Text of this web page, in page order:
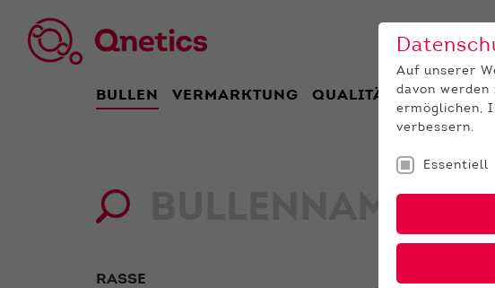
BULLEN VERMARKTUNG QUALITÄT
RASSE
Auf unserer
davon werden
ermöglichen,
verbessern.
Essentiell